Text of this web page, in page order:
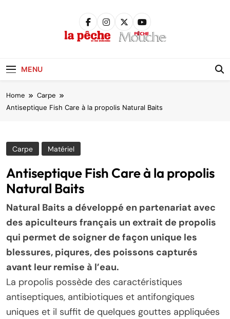
MENU
Home Carpe
Antiseptique Fish Care à la propolis Natural Baits
Carpe Matériel
Antiseptique Fish Care à la propolis
Natural Baits
Natural Baits a développé en partenariat avec
des apiculteurs français un extrait de propolis
qui permet de soigner de façon unique les
blessures, piqures, des poissons capturés
avant leur remise à l’eau.
La propolis possède des caractéristiques
antiseptiques, antibiotiques et antifongiques
uniques et il suffit de quelques gouttes appliquées